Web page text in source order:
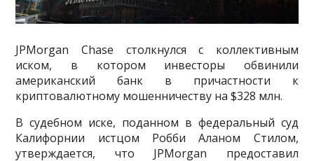
JPMorgan Chase столкнулся с коллективным
иском, в котором инвесторы обвинили
американский банк в причастности к
криптовалютному мошенничеству на $328 млн.
В судебном иске, поданном в федеральный суд
Калифорнии истцом Робби Аланом Стилом,
утверждается, что JPMorgan предоставил